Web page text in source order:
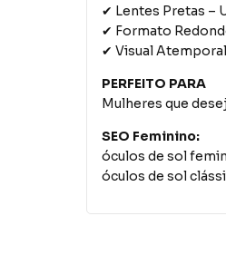
✔ Lentes Pretas –
✔ Formato
✔ Visual
PERFEITO PARA
Mulheres que
SEO Feminino:
óculos de sol
óculos de sol